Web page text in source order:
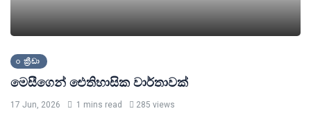
ක්‍රීඩා
මෙසීගෙන් ඓතිහාසික වාර්තාවක්
17 Jun, 2026 1 mins read 285 views